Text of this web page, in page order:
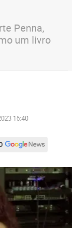
Penna,
um livro
16:40